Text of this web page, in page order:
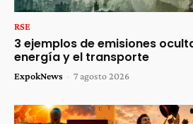
RSE
3 ejemplos de emisiones
energía y el transporte
ExpokNews - 7 agosto 2026